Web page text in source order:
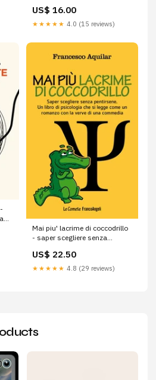
US$ 16.00
★★★★★ 4.0 (15 reviews)
Mai piu' lacrime di coccodrillo
- saper scegliere senza
US$ 22.50
★★★★★ 4.8 (29 reviews)